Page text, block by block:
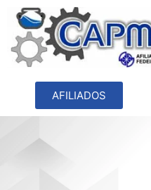
AFILIADOS